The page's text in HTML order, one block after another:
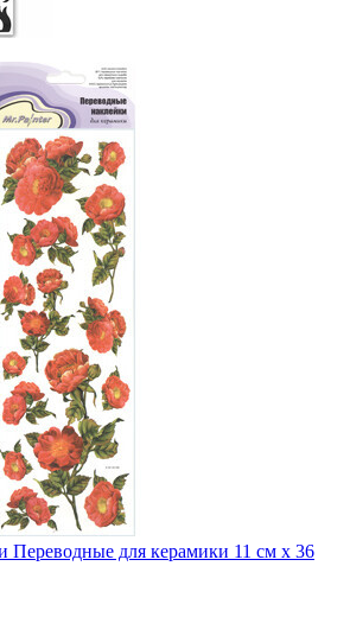
Переводные для керамики 11 см х 36